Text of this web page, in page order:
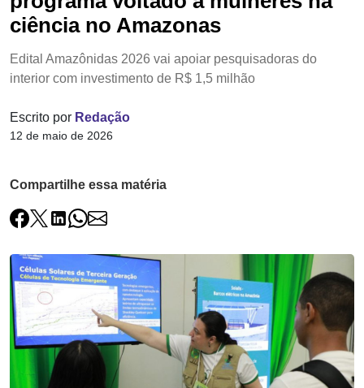
ciência no Amazonas
Edital Amazônidas 2026 vai apoiar pesquisadoras do
interior com investimento de R$ 1,5 milhão
Escrito por Redação
12 de maio de 2026
Compartilhe essa matéria